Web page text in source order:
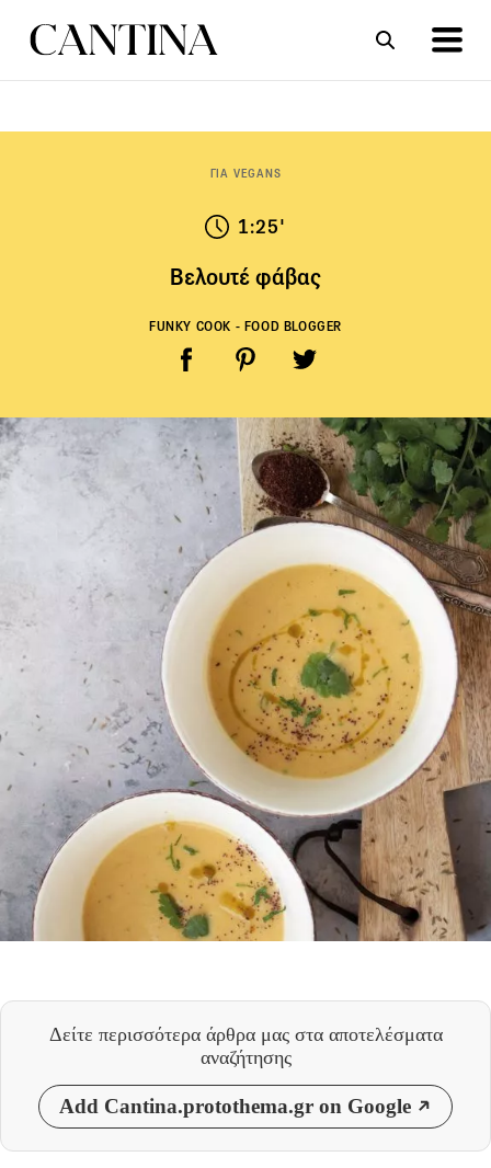
ΓΙΑ VEGANS
1:25'
Βελουτέ φάβας
FUNKY COOK - FOOD BLOGGER
Δείτε περισσότερα άρθρα μας στα αποτελέσματα
αναζήτησης
Add Cantina.protothema.gr on Google